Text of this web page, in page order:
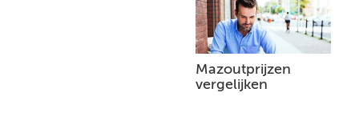
Mazoutprijzen
vergelijken